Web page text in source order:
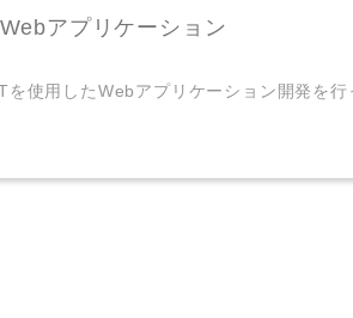
Webアプリケーション
を使用したWebアプリケーション開発を行